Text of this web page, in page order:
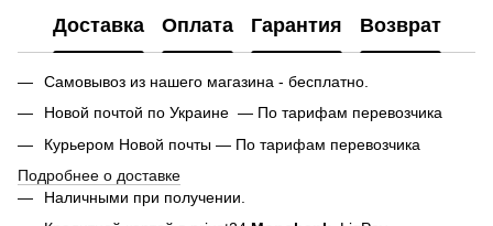
Доставка Оплата Гарантия Возврат
Самовывоз из нашего магазина - бесплатно.
Новой почтой по Украине — По тарифам перевозчика
Курьером Новой почты — По тарифам перевозчика
Подробнее о доставке
Наличными при получении.